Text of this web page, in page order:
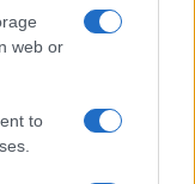
web or
to